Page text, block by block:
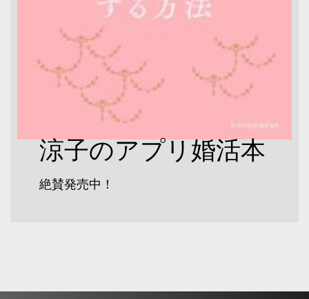
涼子のアプリ婚活本
絶賛発売中！